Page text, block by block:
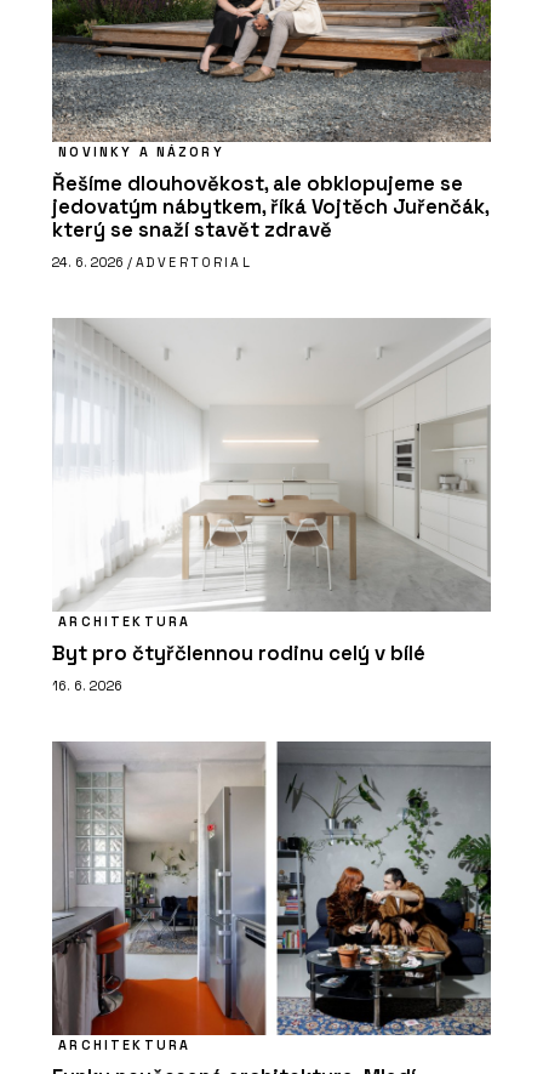
NOVINKY A NÁZORY
Řešíme dlouhověkost, ale obklopujeme se
jedovatým nábytkem, říká Vojtěch Juřenčák,
který se snaží stavět zdravě
24. 6. 2026 / ADVERTORIAL
ARCHITEKTURA
Byt pro čtyřčlennou rodinu celý v bílé
16. 6. 2026
ARCHITEKTURA